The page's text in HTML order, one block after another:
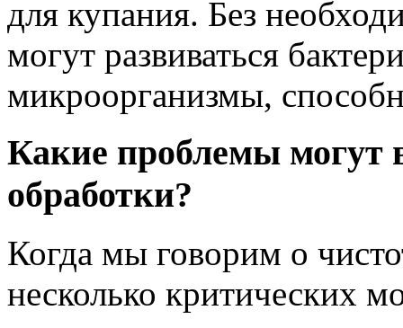
для купания. Без
могут развиваться
микроорганизмы,
Какие проблемы могут
обработки?
Когда мы говорим о
несколько критических